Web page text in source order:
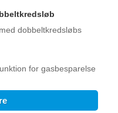
dobbeltkredsløbs
for gasbesparelse
0,25 bar.